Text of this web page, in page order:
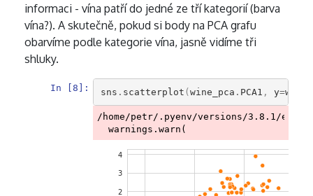
informaci - vína patří do jedné ze tří kategorií (barva
vína?). A skutečně, pokud si body na PCA grafu
obarvíme podle kategorie vína, jasně vidíme tři
shluky.
In [8]: sns . scatterplot ( wine_pca . PCA1 , y=
/home/petr/.pyenv/versions/3.8.1/